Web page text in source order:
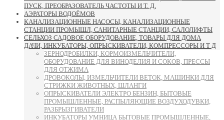
ПУСК, ПРЕОБРАЗОВАТЕЛЬ ЧАСТОТЫ И Т. Д.
АЭРАТОРЫ ВОДОЁМОВ
КАНАЛИЗАЦИОННЫЕ НАСОСЫ, КАНАЛИЗАЦИОННЫЕ
СТАНЦИИ ПРОМЫШЛ, САНИТАРНЫЕ СТАНЦИИ, САЛОЛИФТЫ
СЕЛЬХОЗ САДОВОЕ ОБОРУДОВАНИЕ, ТОВАРЫ ДЛЯ ДОМА
ДАЧИ, ИНКУБАТОРЫ, ОПРЫСКИВАТЕЛИ, КОМПРЕССОРЫ И Т Д
ЗЕРНОДРОБИЛКИ, КОРМОИЗМЕЛЬЧИТЕЛИ,
ОБОРУДОВАНИЕ ДЛЯ ВИНОДЕЛИЯ И СОКОВ, ПРЕССЫ
ДЛЯ ОТЖИМА
ДРОВОКОЛЫ, ИЗМЕЛЬЧИТЕЛИ ВЕТОК, МАШИНКИ ДЛЯ
СТРИЖКИ ЖИВОТНЫХ, ШЛАНГИ
ОПРЫСКИВАТЕЛИ ЭЛЕКТРО БЕНЗИН, БЫТОВЫЕ
ПРОМЫШЛЕННЫЕ, РАСПЫЛЯЮЩИЕ ВОЗДУХОДУВКИ,
РАЗБРЫЗГИВАТЕЛИ
ИНКУБАТОРЫ УМНИЦА БЫТОВЫЕ ПРОМЫШЛЕННЫЕ,